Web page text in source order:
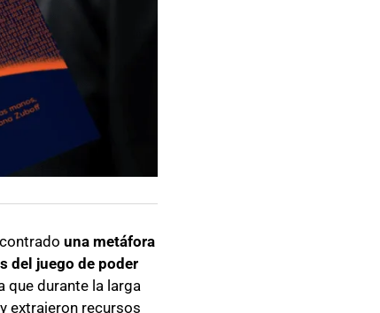
una metáfora
del juego de poder
que durante la larga
extrajeron recursos